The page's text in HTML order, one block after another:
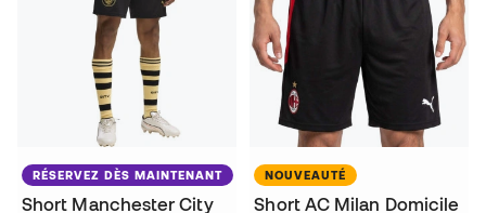
RÉSERVEZ DÈS MAINTENANT
Short Manchester City
NOUVEAUTÉ
Short AC Milan Domicile